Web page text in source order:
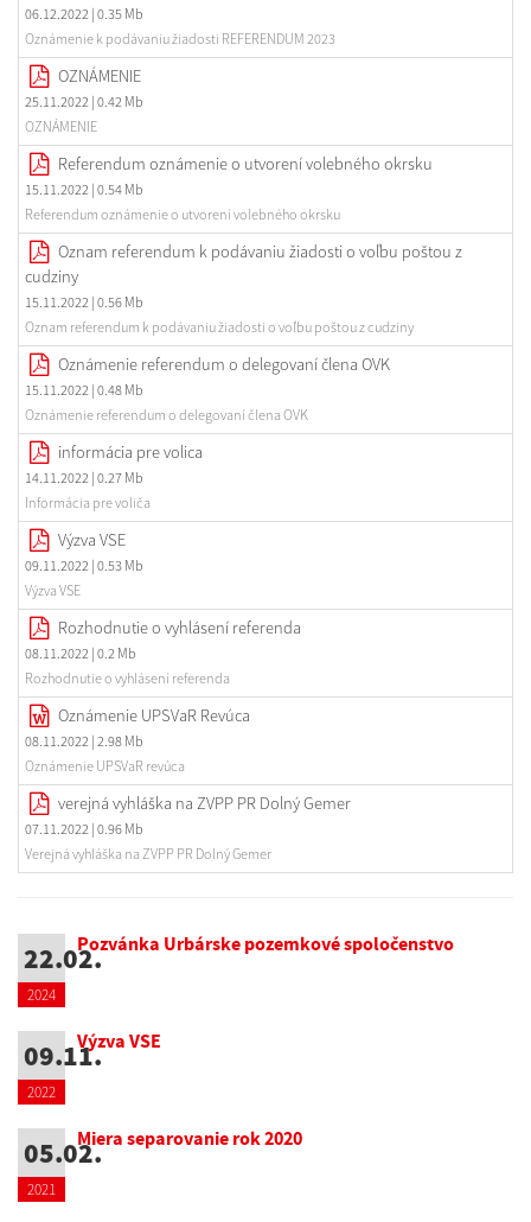
06.12.2022 | 0.35 Mb
Oznámenie k podávaniu žiadosti REFERENDUM 2023
OZNÁMENIE
25.11.2022 | 0.42 Mb
OZNÁMENIE
Referendum oznámenie o utvorení volebného okrsku
15.11.2022 | 0.54 Mb
Referendum oznámenie o utvorení volebného okrsku
Oznam referendum k podávaniu žiadosti o voľbu poštou z
cudziny
15.11.2022 | 0.56 Mb
Oznam referendum k podávaniu žiadosti o voľbu poštou z cudziny
Oznámenie referendum o delegovaní člena OVK
15.11.2022 | 0.48 Mb
Oznámenie referendum o delegovaní člena OVK
informácia pre volica
14.11.2022 | 0.27 Mb
Informácia pre voliča
Výzva VSE
09.11.2022 | 0.53 Mb
Výzva VSE
Rozhodnutie o vyhlásení referenda
08.11.2022 | 0.2 Mb
Rozhodnutie o vyhlásení referenda
Oznámenie UPSVaR Revúca
08.11.2022 | 2.98 Mb
Oznámenie UPSVaR revúca
verejná vyhláška na ZVPP PR Dolný Gemer
07.11.2022 | 0.96 Mb
Verejná vyhláška na ZVPP PR Dolný Gemer
22.02.
2024
Pozvánka Urbárske pozemkové spoločenstvo
09.11.
2022
Výzva VSE
05.02.
2021
Miera separovanie rok 2020